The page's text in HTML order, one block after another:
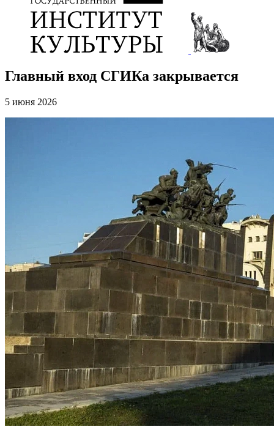
Главный вход СГИКа закрывается
5 июня 2026